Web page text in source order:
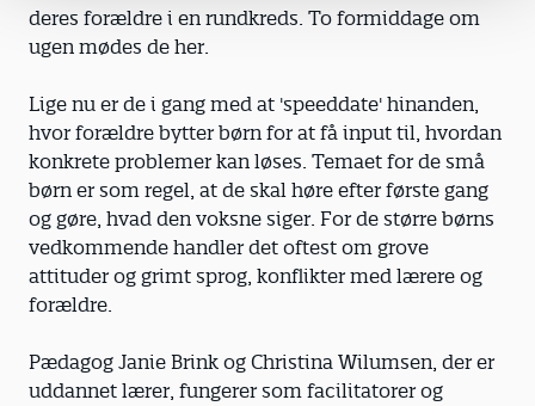
deres forældre i en rundkreds. To formiddage om
ugen mødes de her.
Lige nu er de i gang med at 'speeddate' hinanden,
hvor forældre bytter børn for at få input til, hvordan
konkrete problemer kan løses. Temaet for de små
børn er som regel, at de skal høre efter første gang
og gøre, hvad den voksne siger. For de større børns
vedkommende handler det oftest om grove
attituder og grimt sprog, konflikter med lærere og
forældre.
Pædagog Janie Brink og Christina Wilumsen, der er
uddannet lærer, fungerer som facilitatorer og